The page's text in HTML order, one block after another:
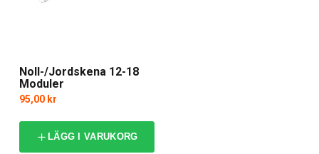
Noll-/Jordskena 12-18
Moduler
95,00 kr
LÄGG I VARUKORG